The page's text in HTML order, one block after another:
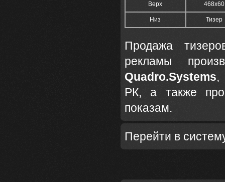
Верх 468x60
Низ Тизер
Продажа
рекламы
Quadro.Systems,
РК, а также
показам.
Перейти в